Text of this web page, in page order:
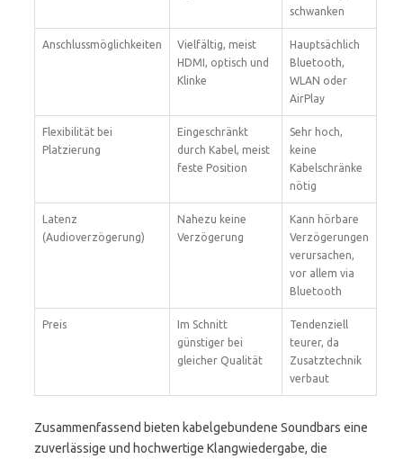
schwanken
Anschlussmöglichkeiten
Vielfältig, meist
HDMI, optisch und
Klinke
Hauptsächlich
Bluetooth,
WLAN oder
AirPlay
Flexibilität bei
Platzierung
Eingeschränkt
durch Kabel, meist
feste Position
Sehr hoch,
keine
Kabelschränke
nötig
Latenz
(Audioverzögerung)
Nahezu keine
Verzögerung
Kann hörbare
Verzögerungen
verursachen,
vor allem via
Bluetooth
Preis
Im Schnitt
günstiger bei
gleicher Qualität
Tendenziell
teurer, da
Zusatztechnik
verbaut
Zusammenfassend bieten kabelgebundene Soundbars eine
zuverlässige und hochwertige Klangwiedergabe, die